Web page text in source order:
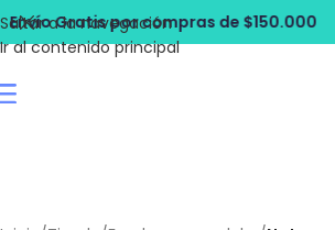
Saltar a la navegación
Ir al contenido principal
de $150.000